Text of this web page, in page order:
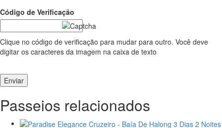
Código de Verificação
Clique no código de verificação para mudar para outro. Você deve
digitar os caracteres da imagem na caixa de texto
Enviar
Passeios relacionados